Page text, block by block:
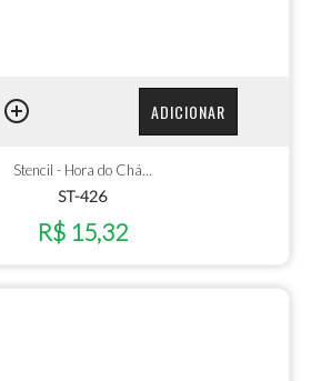
ADICIONAR
Stencil - Hora do Chá...
ST-426
R$ 15,32